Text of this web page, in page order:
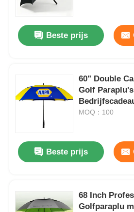
Thuis
Over ons
Kwaliteitscontrole
Contacteer ons
Beste prijs
60" Double
Golf
MOQ：100
Beste prijs
68 Inch
Golfparaplu